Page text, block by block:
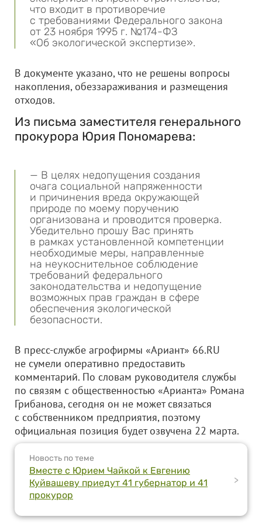
что входит в противоречие
с требованиями Федерального закона
от 23 ноября 1995 г. №174-ФЗ
«Об экологической экспертизе».
В документе указано, что не решены вопросы
накопления, обеззараживания и размещения
отходов.
Из письма заместителя генерального
прокурора Юрия Пономарева:
— В целях недопущения создания
очага социальной напряженности
и причинения вреда окружающей
природе по моему поручению
организована и проводится проверка.
Убедительно прошу Вас принять
в рамках установленной компетенции
необходимые меры, направленные
на неукоснительное соблюдение
требований федерального
законодательства и недопущение
возможных прав граждан в сфере
обеспечения экологической
безопасности.
В пресс-службе агрофирмы «Ариант» 66.RU
не сумели оперативно предоставить
комментарий. По словам руководителя службы
по связям с общественностью «Арианта» Романа
Грибанова, сегодня он не может связаться
с собственником предприятия, поэтому
официальная позиция будет озвучена 22 марта.
Новость по теме
Вместе с Юрием Чайкой к Евгению
Куйвашеву приедут 41 губернатор и 41
прокурор
>